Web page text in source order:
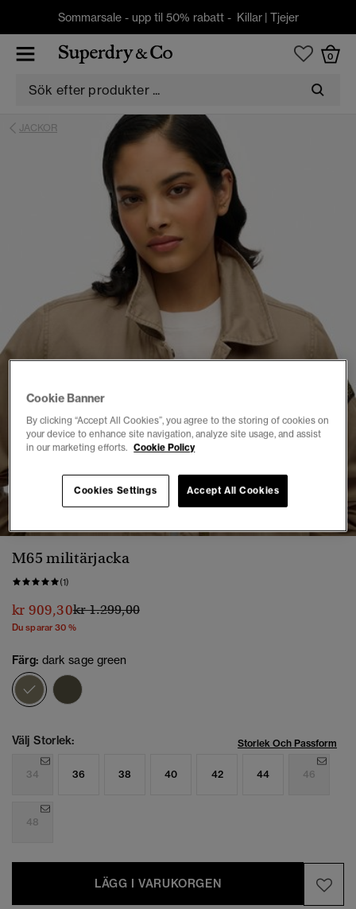
Sommarsale - upp til 50% rabatt - Killar| Tjejer
0
JACKOR
1 2 4 5
M65 militärjacka
(1)
kr 909,30Pris reducerat från
kr 1.299,00till
Du sparar 30 %
Färg: dark sage green
vald
Välj Storlek: Storlek Och Passform
34 36 38 40 42 44 46
48
LÄGG I VARUKORGEN
Cookie Banner
By clicking “Accept All Cookies”, you agree to the storing of cookies on
your device to enhance site navigation, analyze site usage, and assist
in our marketing efforts. Cookie Policy
Accept All Cookies
Cookies Settings